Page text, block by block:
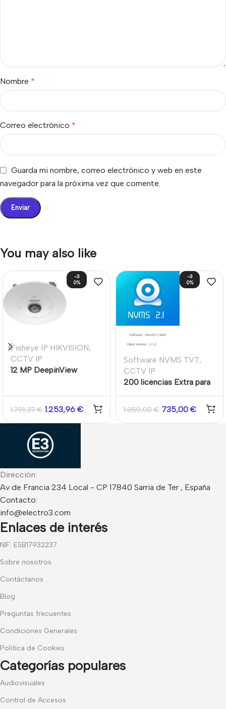
Nombre *
Correo electrónico *
Guarda mi nombre, correo electrónico y web en este
navegador para la próxima vez que comente.
You may also like
-3
0%
Fisheye IP HIKVISION,
CCTV IP
12 MP DeepinView
1.791,37€ 1.253,96 €
-3
0%
Software NVMS TVT,
CCTV IP
200 licencias Extra para
NVMS 2.1.2 TVT
1.050,00€ 735,00 €
Dirección:
Av de Francia 234 Local - CP 17840 Sarria de Ter , España
Contacto:
info@electro3.com
Enlaces de interés
NIF: ESB17932237
Sobre nosotros
Contáctanos
Blog
Preguntas frecuentes
Condiciones Generales
Política de Cookies
Categorías populares
Audiovisuales
Control de Accesos